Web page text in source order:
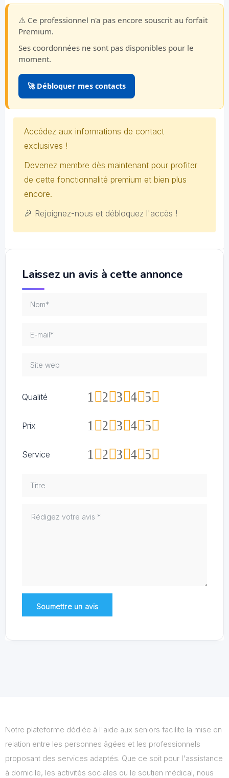
⚠️ Ce professionnel n'a pas encore souscrit au forfait
Premium.
Ses coordonnées ne sont pas disponibles pour le
moment.
🚀 Débloquer mes contacts
Accédez aux informations de contact
exclusives !
Devenez membre dès maintenant pour profiter
de cette fonctionnalité premium et bien plus
encore.
🎉 Rejoignez-nous et débloquez l'accès !
Laissez un avis à cette annonce
Qualité 5
4
3
2
1
Prix 5
4
3
2
1
Service 5
4
3
2
1
Notre plateforme dédiée à l'aide aux seniors facilite la mise en
relation entre les personnes âgées et les professionnels
proposant des services adaptés. Que ce soit pour l'assistance
à domicile, les activités sociales ou le soutien médical, nous